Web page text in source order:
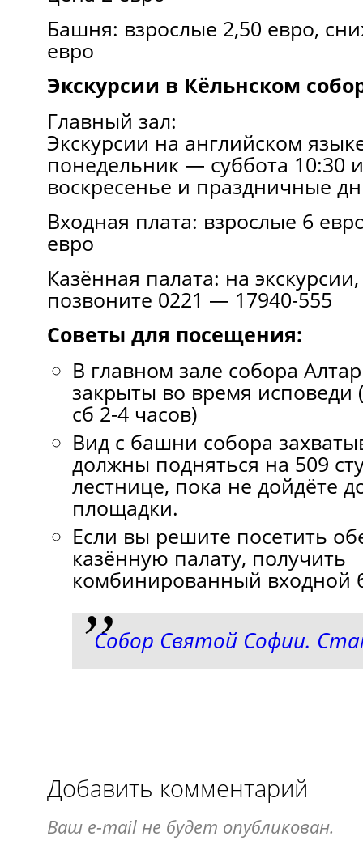
Башня: взрослые 2,50 евро,
евро
Экскурсии в Кёльнском
Главный зал:
Экскурсии на английском
понедельник — суббота 10:30
воскресенье и праздничные
Входная плата: взрослые 6
евро
Казённая палата: на
позвоните 0221 — 17940-555
Советы для посещения:
В главном зале собора
закрыты во время исповеди
сб 2-4 часов)
Вид с башни собора
должны подняться на 509
лестнице, пока не дойдёте
площадки.
Если вы решите посетить
казённую палату, получить
комбинированный входной
Собор Святой Софии.
Добавить комментарий
Ваш e-mail не будет опубликован.